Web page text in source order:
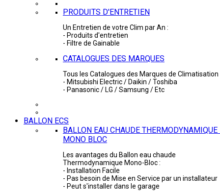
PRODUITS D'ENTRETIEN
Un Entretien de votre Clim par An :
- Produits d'entretien
- Filtre de Gainable
CATALOGUES DES MARQUES
Tous les Catalogues des Marques de Climatisation
- Mitsubishi Electric / Daikin / Toshiba
- Panasonic / LG / Samsung / Etc
BALLON ECS
BALLON EAU CHAUDE THERMODYNAMIQUE
MONO BLOC
Les avantages du Ballon eau chaude
Thermodynamique Mono-Bloc :
- Installation Facile
- Pas besoin de Mise en Service par un installateur
- Peut s'installer dans le garage